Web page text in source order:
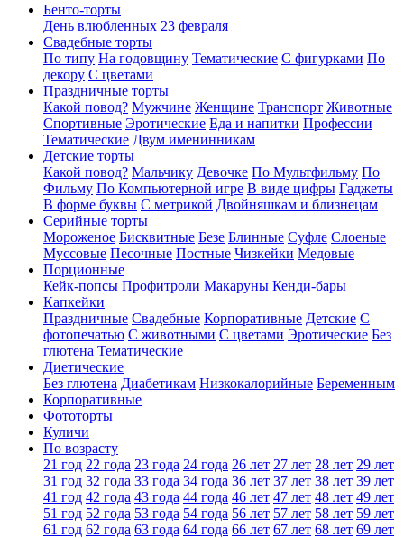
Бенто-торты
День влюбленных 23 февраля
Свадебные торты
По типу На годовщину Тематические С фигурками По
декору С цветами
Праздничные торты
Какой повод? Мужчине Женщине Транспорт Животные
Спортивные Эротические Еда и напитки Профессии
Тематические Двум именинникам
Детские торты
Какой повод? Мальчику Девочке По Мультфильму По
Фильму По Компьютерной игре В виде цифры Гаджеты
В форме буквы С метрикой Двойняшкам и близнецам
Серийные торты
Мороженое Бисквитные Безе Блинные Суфле Слоеные
Муссовые Песочные Постные Чизкейки Медовые
Порционные
Кейк-попсы Профитроли Макаруны Кенди-бары
Капкейки
Праздничные Свадебные Корпоративные Детские С
фотопечатью C животными С цветами Эротические Без
глютена Тематические
Диетические
Без глютена Диабетикам Низкокалорийные Беременным
Корпоративные
Фототорты
Куличи
По возрасту
21 год 22 года 23 года 24 года 26 лет 27 лет 28 лет 29 лет
31 год 32 года 33 года 34 года 36 лет 37 лет 38 лет 39 лет
41 год 42 года 43 года 44 года 46 лет 47 лет 48 лет 49 лет
51 год 52 года 53 года 54 года 56 лет 57 лет 58 лет 59 лет
61 год 62 года 63 года 64 года 66 лет 67 лет 68 лет 69 лет